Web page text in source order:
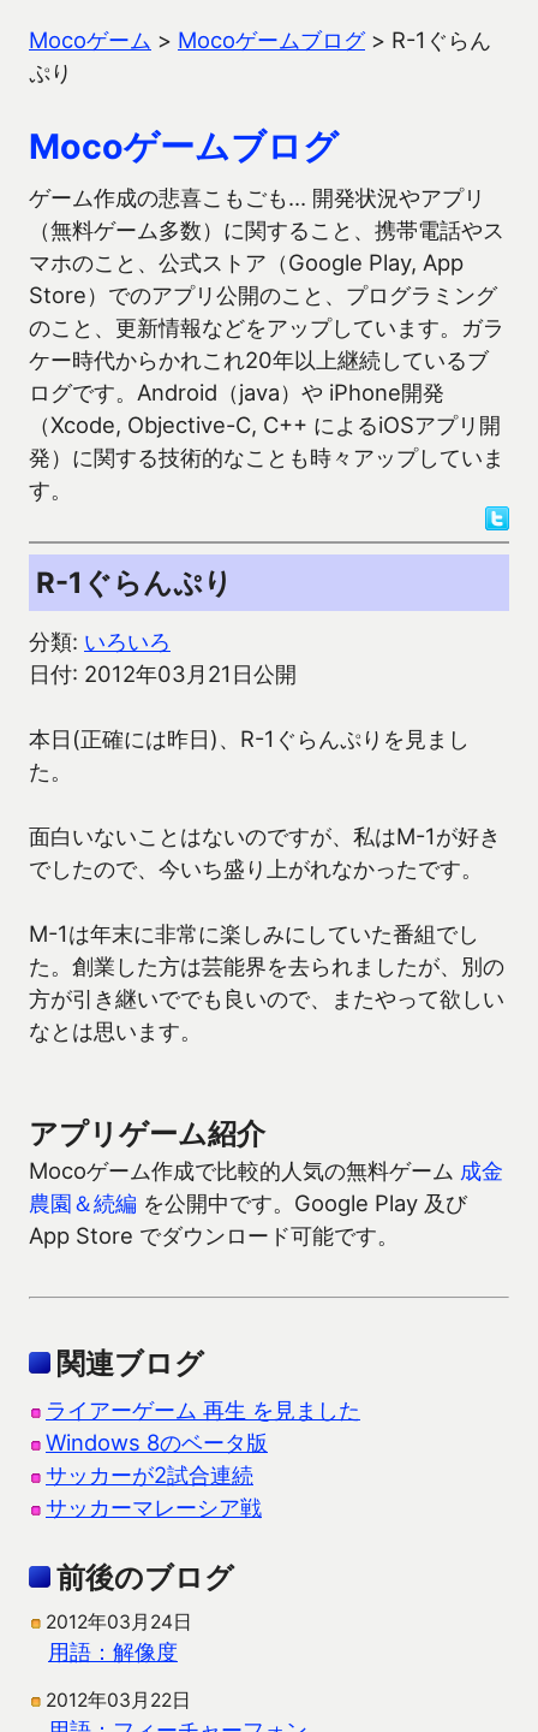
Mocoゲーム > Mocoゲームブログ> R-1ぐらん
ぷり
Mocoゲームブログ
ゲーム作成の悲喜こもごも… 開発状況やアプリ
（無料ゲーム多数）に関すること、携帯電話やス
マホのこと、公式ストア（Google Play, App
Store）でのアプリ公開のこと、プログラミング
のこと、更新情報などをアップしています。ガラ
ケー時代からかれこれ20年以上継続しているブ
ログです。Android（java）や iPhone開発
（Xcode, Objective-C, C++ によるiOSアプリ開
発）に関する技術的なことも時々アップしていま
す。
R-1ぐらんぷり
分類: いろいろ
日付: 2012年03月21日公開
本日(正確には昨日)、R-1ぐらんぷりを見まし
た。
面白いないことはないのですが、私はM-1が好き
でしたので、今いち盛り上がれなかったです。
M-1は年末に非常に楽しみにしていた番組でし
た。創業した方は芸能界を去られましたが、別の
方が引き継いででも良いので、またやって欲しい
なとは思います。
アプリゲーム紹介
Mocoゲーム作成で比較的人気の無料ゲーム 成金
農園＆続編 を公開中です。Google Play 及び
App Store でダウンロード可能です。
関連ブログ
ライアーゲーム 再生 を見ました
Windows 8のベータ版
サッカーが2試合連続
サッカーマレーシア戦
前後のブログ
2012年03月24日
用語：解像度
2012年03月22日